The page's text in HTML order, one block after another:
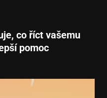
co říct vašemu
pomoc